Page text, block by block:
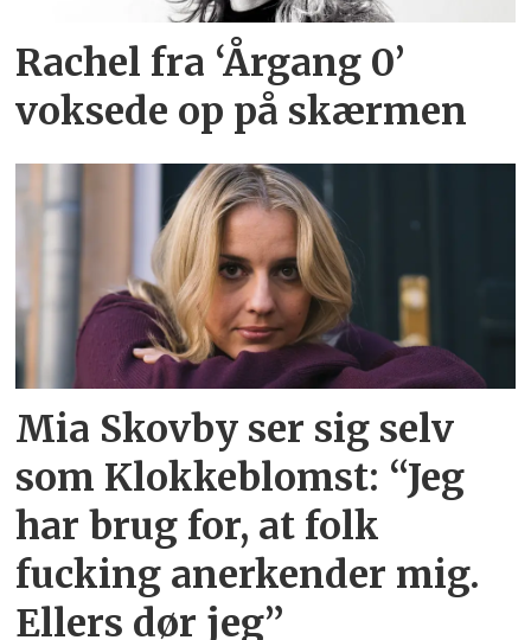
Rachel fra ‘Årgang 0’
voksede op på skærmen
Mia Skovby ser sig selv
som Klokkeblomst: “Jeg
har brug for, at folk
fucking anerkender mig.
Ellers dør jeg”